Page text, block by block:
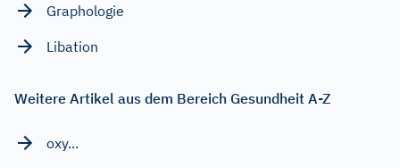
Graphologie
Libation
Weitere Artikel aus dem Bereich Gesundheit A-Z
oxy...